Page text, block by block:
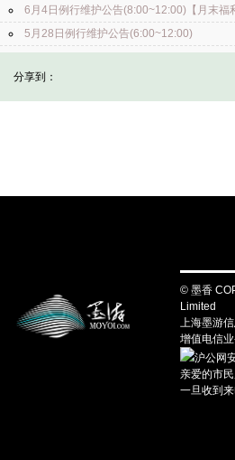
6月4日例行维护公告(8:00~12:00)【月末福
5月28日例行维护公告(6:00~12:00)
分享到：
© 墨香
Limited
上海墨游
增值电信
沪公网
亲爱的市
一旦收到